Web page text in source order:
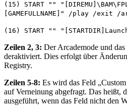
(15) START ""
[GAMEFULLNAME]" /play /exit /
(16) START ""
Zeilen 2, 3: Der Arcademode und
deraktiviert. Dies erfolgt über
Registry.
Zeilen 5-8: Es wird das Feld
auf Verneinung abgefragt. Das heißt,
ausgeführt, wenn das Feld nicht den